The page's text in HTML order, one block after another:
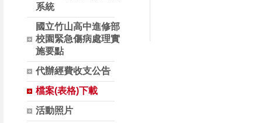
系統
國立竹山高中進修部
校園緊急傷病處理實
施要點
代辦經費收支公告
檔案(表格)下載
活動照片